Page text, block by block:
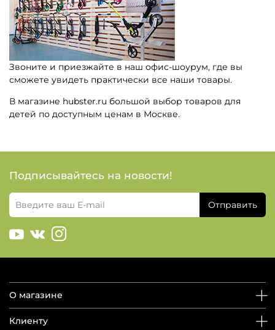
Звоните и приезжайте в наш офис-шоурум, где вы
сможете увидеть практически все наши товары.
В магазине hubster.ru большой выбор товаров для
детей по доступным ценам в Москве.
Подписывайтесь на новости!
Отправить
О магазине
Клиенту